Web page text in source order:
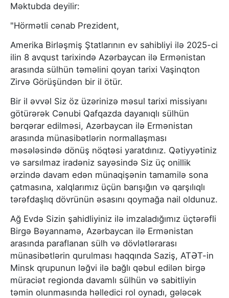
Məktubda deyilir:
"Hörmətli cənab Prezident,
Amerika Birləşmiş Ştatlarının ev sahibliyi ilə 2025-ci
ilin 8 avqust tarixində Azərbaycan ilə Ermənistan
arasında sülhün təməlini qoyan tarixi Vaşinqton
Zirvə Görüşündən bir il ötür.
Bir il əvvəl Siz öz üzərinizə məsul tarixi missiyanı
götürərək Cənubi Qafqazda dayanıqlı sülhün
bərqərar edilməsi, Azərbaycan ilə Ermənistan
arasında münasibətlərin normallaşması
məsələsində dönüş nöqtəsi yaratdınız. Qətiyyətiniz
və sarsılmaz iradəniz sayəsində Siz üç onillik
ərzində davam edən münaqişənin tamamilə sona
çatmasına, xalqlarımız üçün barışığın və qarşılıqlı
tərəfdaşlıq dövrünün əsasını qoymağa nail oldunuz.
Ağ Evdə Sizin şahidliyiniz ilə imzaladığımız üçtərəfli
Birgə Bəyannamə, Azərbaycan ilə Ermənistan
arasında paraflanan sülh və dövlətlərarası
münasibətlərin qurulması haqqında Saziş, ATƏT-in
Minsk qrupunun ləğvi ilə bağlı qəbul edilən birgə
müraciət regionda davamlı sülhün və sabitliyin
təmin olunmasında həlledici rol oynadı, gələcək